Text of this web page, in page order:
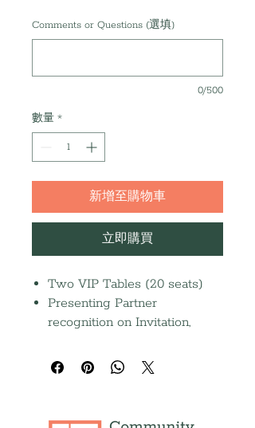
Comments or Questions (選填)
0/500
數量 *
新增至購物車
立即購買
Two VIP Tables (20 seats)
Presenting Partner
recognition on Invitation,
Event Screen
Featured social media post on